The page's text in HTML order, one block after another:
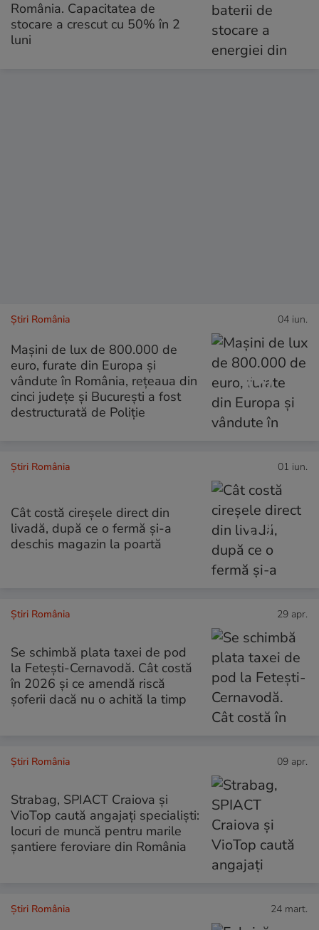
România. Capacitatea de
stocare a crescut cu 50% în 2
luni
Știri România 04 iun.
Mașini de lux de 800.000 de
euro, furate din Europa și
vândute în România, rețeaua din
cinci județe și București a fost
destructurată de Poliție
Știri România 01 iun.
Cât costă cireșele direct din
livadă, după ce o fermă și-a
deschis magazin la poartă
Știri România 29 apr.
Se schimbă plata taxei de pod
la Fetești-Cernavodă. Cât costă
în 2026 și ce amendă riscă
șoferii dacă nu o achită la timp
Știri România 09 apr.
Strabag, SPIACT Craiova și
VioTop caută angajați specialiști:
locuri de muncă pentru marile
șantiere feroviare din România
Știri România 24 mart.